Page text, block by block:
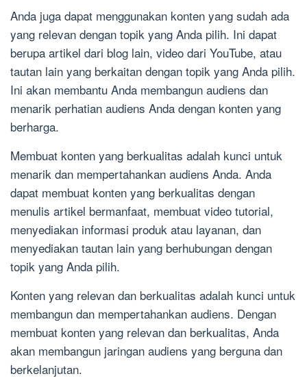
Anda juga dapat menggunakan konten yang sudah ada
yang relevan dengan topik yang Anda pilih. Ini dapat
berupa artikel dari blog lain, video dari YouTube, atau
tautan lain yang berkaitan dengan topik yang Anda pilih.
Ini akan membantu Anda membangun audiens dan
menarik perhatian audiens Anda dengan konten yang
berharga.
Membuat konten yang berkualitas adalah kunci untuk
menarik dan mempertahankan audiens Anda. Anda
dapat membuat konten yang berkualitas dengan
menulis artikel bermanfaat, membuat video tutorial,
menyediakan informasi produk atau layanan, dan
menyediakan tautan lain yang berhubungan dengan
topik yang Anda pilih.
Konten yang relevan dan berkualitas adalah kunci untuk
membangun dan mempertahankan audiens. Dengan
membuat konten yang relevan dan berkualitas, Anda
akan membangun jaringan audiens yang berguna dan
berkelanjutan.